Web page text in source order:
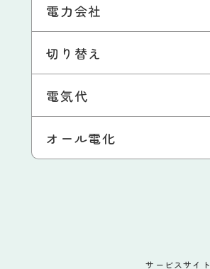
電力会社
切り替え
電気代
オール電化
サービスサイト